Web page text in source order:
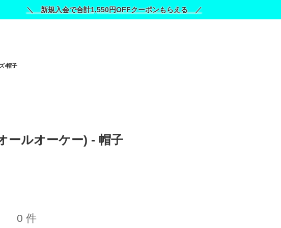
＼ 新規入会で合計1,550円OFFクーポンもらえる ／
帽子
ールオーケー) - 帽子
0 件